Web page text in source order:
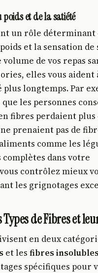
et de la satiété
un rôle déterminant
et la sensation de
de vos repas
elles vous aident
plus longtemps. Par
les personnes
fibres perdaient plus
prenaient pas de
comme les
complètes dans votre
contrôlez mieux
les grignotages
de Fibres et
en deux
et lesfibres
spécifiques pour